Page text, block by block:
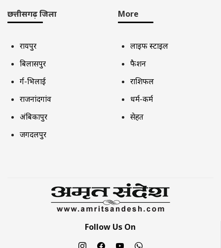
छत्तीसगढ़ जिला
रायपुर
बिलासपुर
दुर्ग-भिलाई
राजनांदगांव
अंबिकापुर
जगदलपुर
More
लाइफ स्टाइल
फैशन
राशिफल
धर्म-कर्म
सेहत
Follow Us On